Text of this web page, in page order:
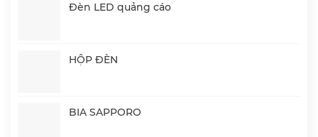
Đèn LED quảng cáo
HỘP ĐÈN
BIA SAPPORO